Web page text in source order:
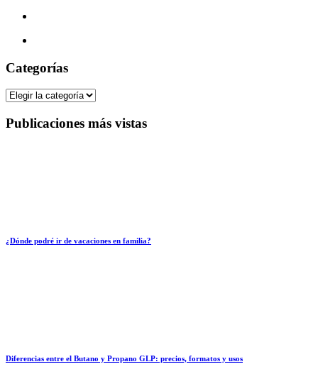
Categorías
Categorías
Publicaciones más vistas
¿Dónde podré ir de vacaciones en familia?
Diferencias entre el Butano y Propano GLP: precios, formatos y usos